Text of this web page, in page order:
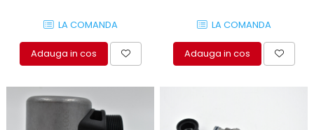
LA COMANDA
Adauga in cos
LA COMANDA
Adauga in cos